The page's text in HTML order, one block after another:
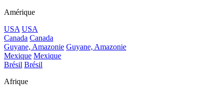
Amérique
USA USA
Canada Canada
Guyane, Amazonie Guyane, Amazonie
Mexique Mexique
Brésil Brésil
Afrique